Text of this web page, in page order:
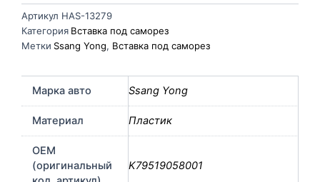
Артикул HAS-13279
Категория Вставка под саморез
Метки Ssang Yong, Вставка под саморез
Марка авто Ssang Yong
Материал Пластик
OEM
(оригинальный
K79519058001